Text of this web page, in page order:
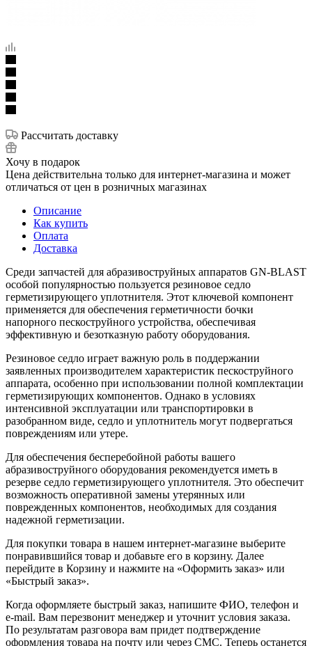
Рассчитать доставку
Хочу в подарок
Цена действительна только для интернет-магазина и может
отличаться от цен в розничных магазинах
Описание
Как купить
Оплата
Доставка
Среди запчастей для абразивоструйных аппаратов GN-BLAST
особой популярностью пользуется резиновое седло
герметизирующего уплотнителя. Этот ключевой компонент
применяется для обеспечения герметичности бочки
напорного пескоструйного устройства, обеспечивая
эффективную и безотказную работу оборудования.
Резиновое седло играет важную роль в поддержании
заявленных производителем характеристик пескоструйного
аппарата, особенно при использовании полной комплектации
герметизирующих компонентов. Однако в условиях
интенсивной эксплуатации или транспортировки в
разобранном виде, седло и уплотнитель могут подвергаться
повреждениям или утере.
Для обеспечения бесперебойной работы вашего
абразивоструйного оборудования рекомендуется иметь в
резерве седло герметизирующего уплотнителя. Это обеспечит
возможность оперативной замены утерянных или
поврежденных компонентов, необходимых для создания
надежной герметизации.
Для покупки товара в нашем интернет-магазине выберите
понравившийся товар и добавьте его в корзину. Далее
перейдите в Корзину и нажмите на «Оформить заказ» или
«Быстрый заказ».
Когда оформляете быстрый заказ, напишите ФИО, телефон и
e-mail. Вам перезвонит менеджер и уточнит условия заказа.
По результатам разговора вам придет подтверждение
оформления товара на почту или через СМС. Теперь останется